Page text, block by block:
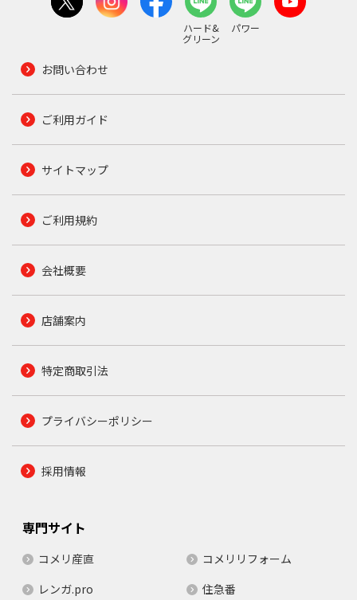
ハード&
グリーン
パワー
お問い合わせ
ご利用ガイド
サイトマップ
ご利用規約
会社概要
店舗案内
特定商取引法
プライバシーポリシー
採用情報
専門サイト
コメリ産直
コメリリフォーム
レンガ.pro
住急番